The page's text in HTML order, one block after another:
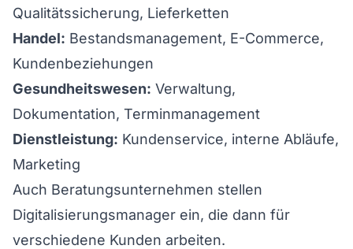
Qualitätssicherung, Lieferketten
Handel: Bestandsmanagement, E-Commerce,
Kundenbeziehungen
Gesundheitswesen: Verwaltung,
Dokumentation, Terminmanagement
Dienstleistung: Kundenservice, interne Abläufe,
Marketing
Auch Beratungsunternehmen stellen
Digitalisierungsmanager ein, die dann für
verschiedene Kunden arbeiten.